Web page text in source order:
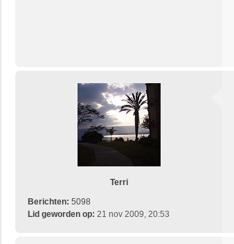
Terri
Berichten: 5098
Lid geworden op: 21 nov 2009, 20:53